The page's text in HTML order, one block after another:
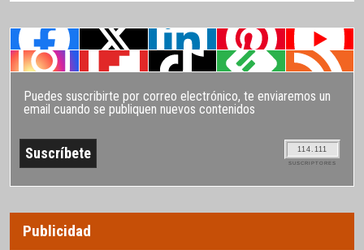
Puedes suscribirte por correo electrónico, te enviaremos un
email cuando se publiquen nuevos contenidos
114.111
SUSCRIPTORES
Publicidad